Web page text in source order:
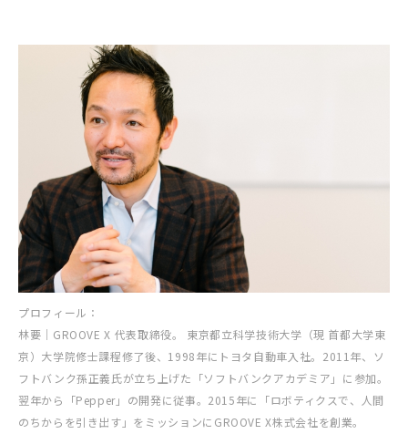
プロフィール：
林要｜GROOVE X 代表取締役。 東京都立科学技術大学（現 首都大学東
京）大学院修士課程修了後、1998年にトヨタ自動車入社。2011年、ソ
フトバンク孫正義氏が立ち上げた「ソフトバンクアカデミア」に参加。
翌年から「Pepper」の開発に従事。2015年に「ロボティクスで、人間
のちからを引き出す」をミッションにGROOVE X株式会社を創業。